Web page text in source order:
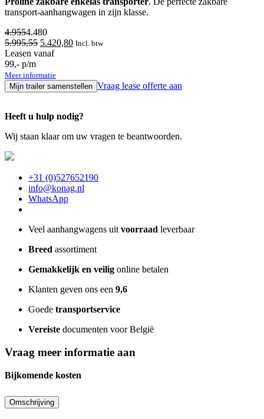
transport-aanhangwagen in zijn klasse.
4.9554.480
5.995,55 5.420,80 Incl. btw
Leasen vanaf
99,- p/m
Meer informatie
Mijn trailer samenstellen Vraag lease offerte aan
Heeft u hulp nodig?
Wij staan klaar om uw vragen te beantwoorden.
+31 (0)527652190
info@konag.nl
WhatsApp
Veel aanhangwagens uit voorraad leverbaar
Breed assortiment
Gemakkelijk en veilig online betalen
Klanten geven ons een 9,6
Goede transportservice
Vereiste documenten voor België
Vraag meer informatie aan
Bijkomende kosten
Omschrijving